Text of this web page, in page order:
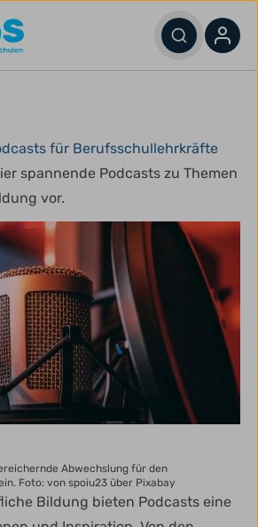
für Berufsschullehrkräfte
spannende Podcasts zu Themen
vor.
Abwechslung für den
Foto: von spoiu23 über Pixabay
Bildung bieten Podcasts eine